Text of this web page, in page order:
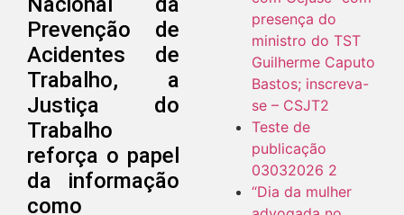
Prevenção de
Acidentes de
Trabalho, a
Justiça do
Trabalho
reforça o papel
da informação
como
presença do
ministro do TST
Guilherme Caputo
Bastos; inscreva-
se – CSJT2
Teste de
publicação
03032026 2
“Dia da mulher